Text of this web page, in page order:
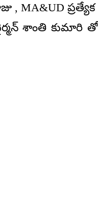
, MA&UD
శాంతి కుమారి